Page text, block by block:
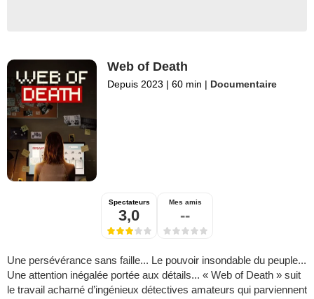
Web of Death
Depuis 2023 | 60 min | Documentaire
Spectateurs
3,0
Mes amis
--
Une persévérance sans faille... Le pouvoir insondable du peuple...
Une attention inégalée portée aux détails... « Web of Death » suit
le travail acharné d’ingénieux détectives amateurs qui parviennent